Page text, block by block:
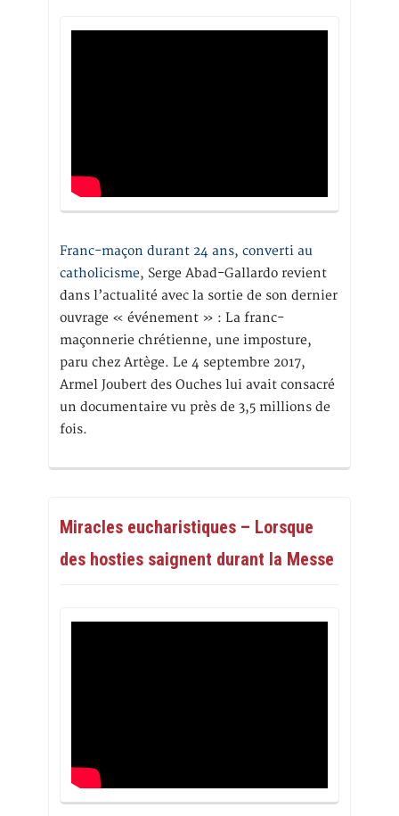
Franc-maçon durant 24 ans, converti au
catholicisme, Serge Abad-Gallardo revient
dans l’actualité avec la sortie de son dernier
ouvrage « événement » : La franc-
maçonnerie chrétienne, une imposture,
paru chez Artège. Le 4 septembre 2017,
Armel Joubert des Ouches lui avait consacré
un documentaire vu près de 3,5 millions de
fois.
Miracles eucharistiques – Lorsque
des hosties saignent durant la Messe